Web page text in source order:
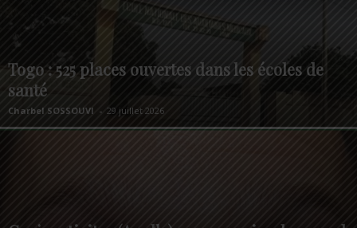
Togo : 525 places ouvertes dans les écoles de
santé
Charbel SOSSOUVI - 29 juillet 2026